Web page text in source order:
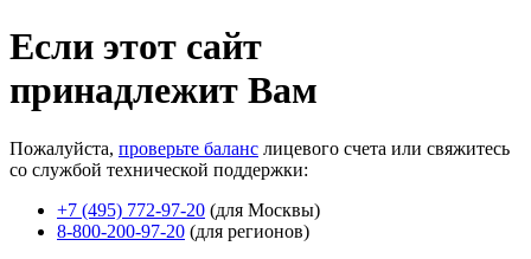
Если этот сайт
принадлежит Вам
Пожалуйста, проверьте баланс лицевого счета или свяжитесь
со службой технической поддержки:
+7 (495) 772-97-20 (для Москвы)
8-800-200-97-20 (для регионов)